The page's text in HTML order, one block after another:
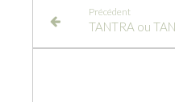
Précédent
TANTRA ou